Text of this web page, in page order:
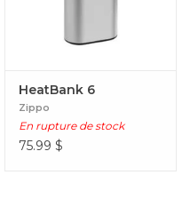
HeatBank 6
Zippo
En rupture de stock
75.99 $